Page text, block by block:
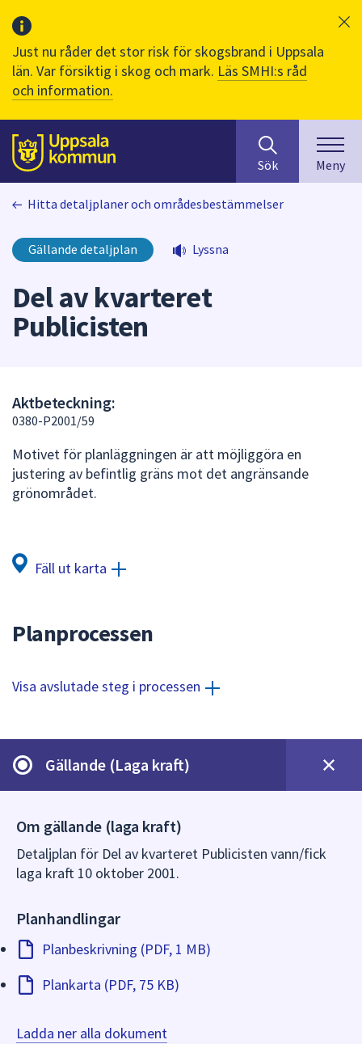
Just nu råder det stor risk för skogsbrand i Uppsala
län. Var försiktig i skog och mark. Läs SMHI:s råd
och information.
Till sidans
huvudinnehåll
efter
innehåll
på
webbplatsen.
Använd
piltangenterna
Sök Meny
Hitta detaljplaner och områdesbestämmelser
Gällande detaljplan Lyssna
Del av kvarteret
Publicisten
Aktbeteckning:
0380-P2001/59
Motivet för planläggningen är att möjliggöra en
justering av befintlig gräns mot det angränsande
grönområdet.
Fäll ut karta
Planprocessen
Visa avslutade steg i processen
Gällande (Laga kraft)
Om gällande (laga kraft)
Detaljplan för Del av kvarteret Publicisten vann/fick
laga kraft 10 oktober 2001.
Planhandlingar
Planbeskrivning (PDF, 1 MB)
Plankarta (PDF, 75 KB)
Ladda ner alla dokument